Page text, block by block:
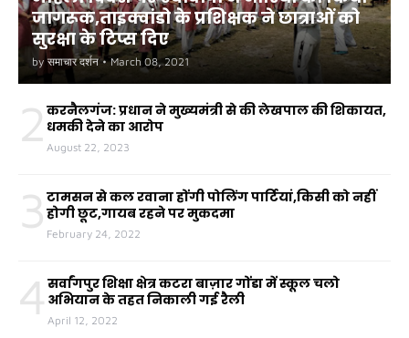
जागरूक,ताइक्वांडो के प्रशिक्षक ने छात्राओं को
सुरक्षा के टिप्स दिए
by समाचार दर्शन • March 08, 2021
2 करनैलगंज: प्रधान ने मुख्यमंत्री से की लेखपाल की शिकायत,
धमकी देने का आरोप
August 22, 2023
3 टामसन से कल रवाना होंगी पोलिंग पार्टियां,किसी को नहीं
होगी छूट,गायब रहने पर मुकदमा
February 24, 2022
4 सर्वांगपुर शिक्षा क्षेत्र कटरा बाज़ार गोंडा में स्कूल चलो
अभियान के तहत निकाली गई रैली
April 12, 2022